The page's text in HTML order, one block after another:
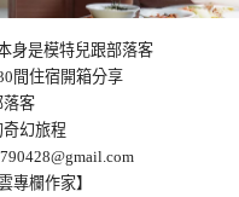
身是模特兒跟部落客
間住宿開箱分享
落客
幻旅程
專欄作家】